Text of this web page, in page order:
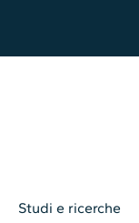
Studi e ricerche